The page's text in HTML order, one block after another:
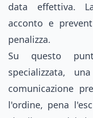
data effettiva.
acconto e
penalizza.
Su questo
specializzata,
comunicazione
l'ordine, pena